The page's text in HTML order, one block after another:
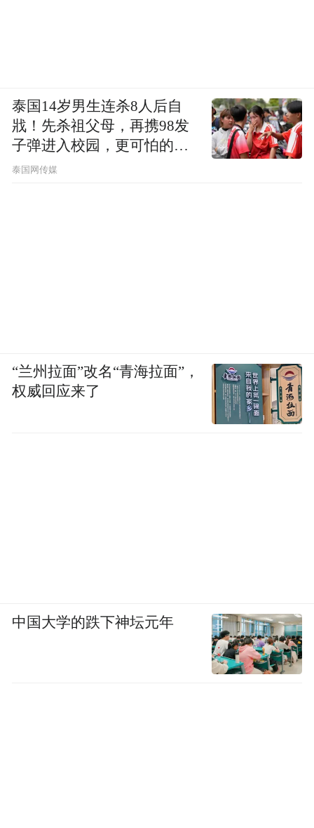
泰国14岁男生连杀8人后自
戕！先杀祖父母，再携98发
子弹进入校园，更可怕的细
节公布了
泰国网传媒
“兰州拉面”改名“青海拉面”，
权威回应来了
中国大学的跌下神坛元年